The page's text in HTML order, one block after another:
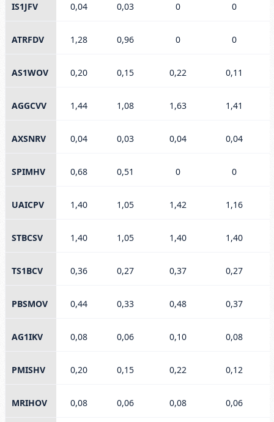
IS1JFV 0,04 0,03 0 0
ATRFDV 1,28 0,96 0 0
AS1WOV 0,20 0,15 0,22 0,11
AGGCVV 1,44 1,08 1,63 1,41
AXSNRV 0,04 0,03 0,04 0,04
SPIMHV 0,68 0,51 0 0
UAICPV 1,40 1,05 1,42 1,16
STBCSV 1,40 1,05 1,40 1,40
TS1BCV 0,36 0,27 0,37 0,27
PBSMOV 0,44 0,33 0,48 0,37
AG1IKV 0,08 0,06 0,10 0,08
PMISHV 0,20 0,15 0,22 0,12
MRIHOV 0,08 0,06 0,08 0,06